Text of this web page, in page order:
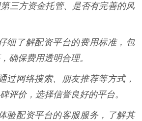
三方资金托管、是否有完善的风
细了解配资平台的费用标准，包
确保费用透明合理。
过网络搜索、朋友推荐等方式，
评价，选择信誉良好的平台。
验配资平台的客服服务，了解其